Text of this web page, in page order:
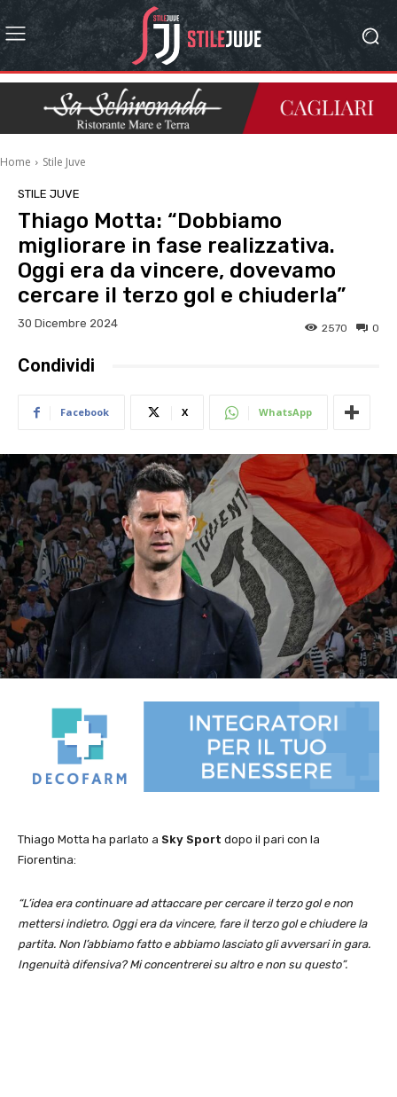
Home Stile Juve
STILE JUVE
Thiago Motta: “Dobbiamo
migliorare in fase realizzativa.
Oggi era da vincere, dovevamo
cercare il terzo gol e chiuderla”
30 Dicembre 2024 0
2570
Condividi
Facebook X WhatsApp
Thiago Motta ha parlato a Sky Sport dopo il pari con la
Fiorentina:
“L’idea era continuare ad attaccare per cercare il terzo gol e non
mettersi indietro. Oggi era da vincere, fare il terzo gol e chiudere la
partita. Non l’abbiamo fatto e abbiamo lasciato gli avversari in gara.
Ingenuità difensiva? Mi concentrerei su altro e non su questo”.